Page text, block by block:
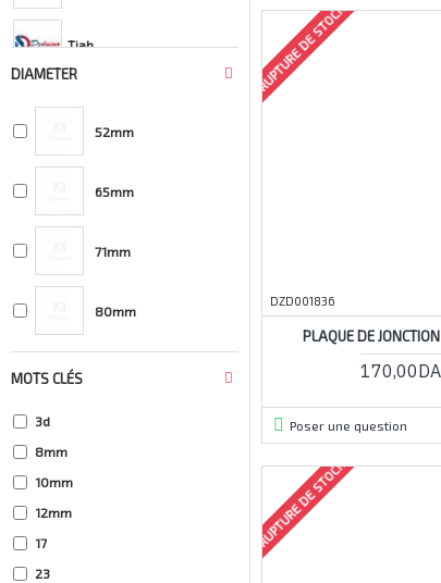
Tiah
DIAMETER
52mm
65mm
71mm
80mm
MOTS CLÉS
3d
8mm
10mm
12mm
17
23
RUPTURE DE STOCK
DZD001836
PLAQUE DE
170,00DA
Poser une question
RUPTURE DE STOCK